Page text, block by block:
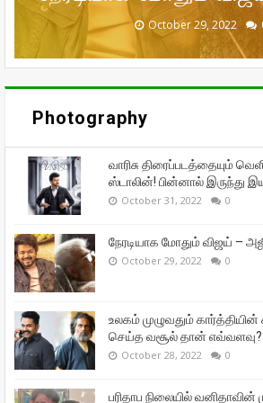
October 31, 2022
October 29, 2022
October 28, 2022
September 29, 2022
September 16, 2022
Photography
வாரிசு திரைப்படத்தையும்
ஸ்டாலின்! பின்னால் இருந்து
October 31, 2022 0
நேரடியாக மோதும் விஜய் –
October 29, 2022 0
உலகம் முழுவதும்
செய்த வசூல் தான் எவ்வளவு?
October 28, 2022 0
பரிதாப நிலையில்